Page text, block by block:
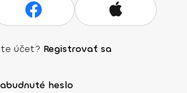
účet? Registrovať sa
heslo